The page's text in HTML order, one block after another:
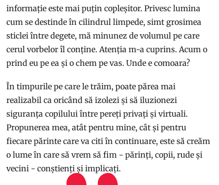
informație este mai puțin copleșitor. Privesc lumina
cum se destinde în cilindrul limpede, simt grosimea
sticlei între degete, mă minunez de volumul pe care
cerul vorbelor îl conține. Atenția m-a cuprins. Acum o
prind eu pe ea și o chem pe vas. Unde e comoara?
În timpurile pe care le trăim, poate părea mai
realizabil ca oricând să izolezi și să iluzionezi
siguranța copilului între pereți privați și virtuali.
Propunerea mea, atât pentru mine, cât și pentru
fiecare părinte care va citi în continuare, este să creăm
o lume în care să vrem să fim - părinți, copii, rude și
vecini - conștienți și implicați.